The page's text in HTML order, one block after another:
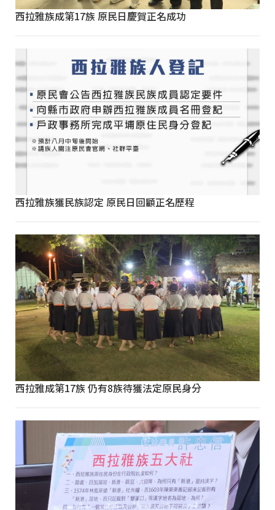
西拉雅族成第17族 原民日慶賀正名成功
西拉雅族獲民族認定 原民日回顧正名歷程
西拉雅成第17族 仍有8族待獲法定原民身分